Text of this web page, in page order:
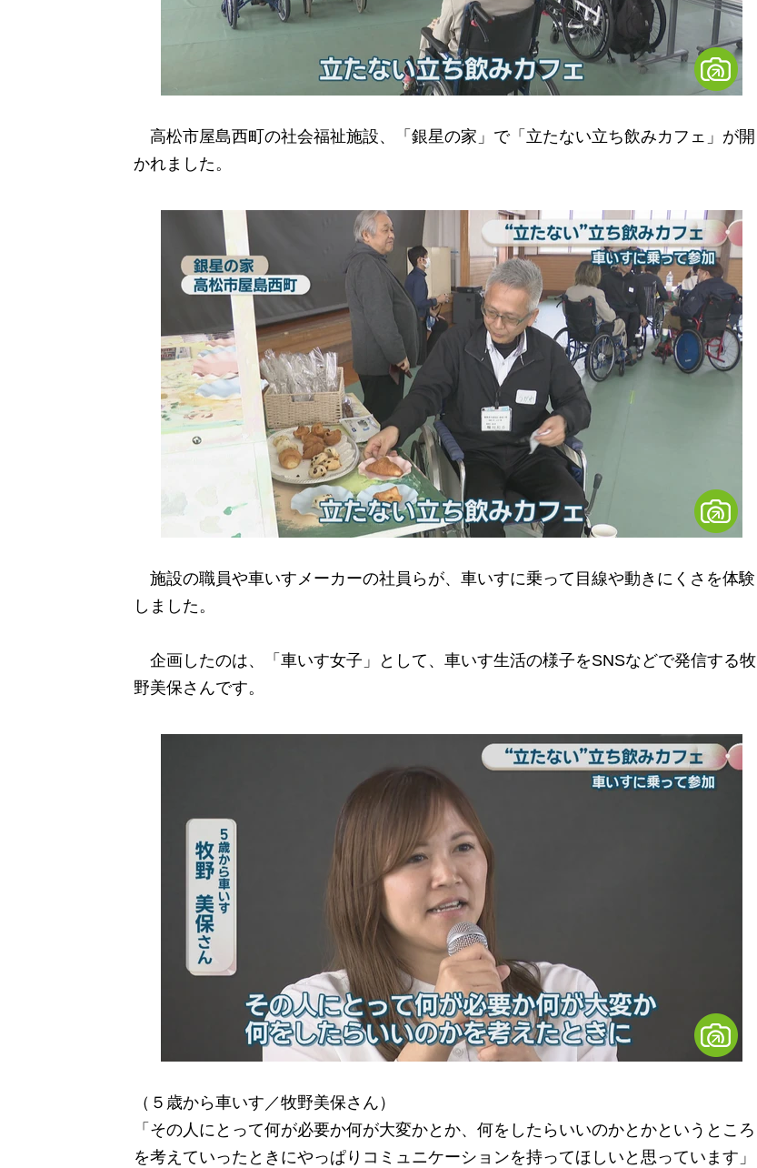
高松市屋島西町の社会福祉施設、「銀星の家」で「立たない立ち飲みカフェ」が開
かれました。
施設の職員や車いすメーカーの社員らが、車いすに乗って目線や動きにくさを体験
しました。
企画したのは、「車いす女子」として、車いす生活の様子をSNSなどで発信する牧
野美保さんです。
（５歳から車いす／牧野美保さん）
「その人にとって何が必要か何が大変かとか、何をしたらいいのかとかというところ
を考えていったときにやっぱりコミュニケーションを持ってほしいと思っています」